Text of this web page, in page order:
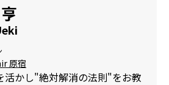
原宿
活かし"絶対解消の法則"をお教